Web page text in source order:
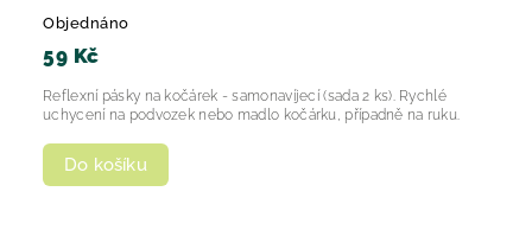
Objednáno
59 Kč
Do košíku
Reflexní pásky na kočárek - samonavíjecí (sada 2 ks). Rychlé
uchycení na podvozek nebo madlo kočárku, případně na ruku.